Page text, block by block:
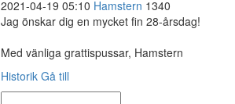
2021-04-19 05:10 Hamstern 1340
Jag önskar dig en mycket fin 28-årsdag!
Med vänliga grattispussar, Hamstern
Historik Gå till